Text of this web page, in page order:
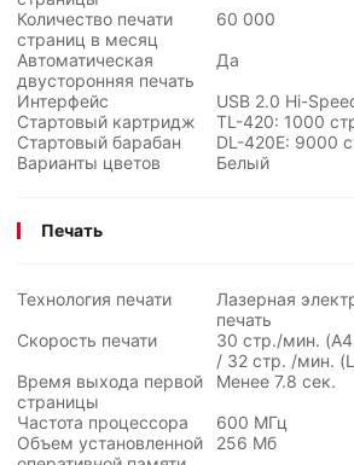
Количество печати
страниц в месяц
60 000
Автоматическая
двусторонняя печать
Да
Интерфейс
USB 2.0 Hi-
Стартовый картридж
TL-420: 1000
Стартовый барабан
DL-420E: 9000
Варианты цветов
Белый
Печать
Технология печати
Лазерная
печать
Скорость печати
30 стр./мин. (A4
/ 32 стр. /мин.
Время выхода первой
страницы
Менее 7.8 сек.
Частота процессора
600 МГц
Объем установленной
256 Мб